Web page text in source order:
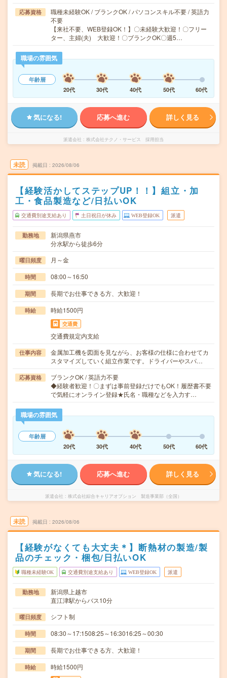
応募資格
職種未経験OK / ブランクOK / パソコンスキル不要 / 英語力
不要
【来社不要、WEB登録OK！】〇未経験大歓迎！〇フリー
ター、主婦(夫) 大歓迎！〇ブランクOK〇週5…
職場の雰囲気
年齢層
20代
30代 40代 50代 60代
気になる! 応募へ進む 詳しく見る
派遣会社 株式会社テクノ・サービス 採用担当
未読 掲載日 2026/08/06
【経験活かしてステップUP！！】組立・加
工・食品製造など/日払いOK
交通費別途支給あり 土日祝日が休み WEB登録OK 派遣
勤務地
新潟県燕市
分水駅から徒歩6分
曜日頻度 月～金
時間 08:00～16:50
期間 長期でお仕事できる方、大歓迎！
時給 時給1500円
交通費
交通費規定内支給
仕事内容
金属加工機を図面を見ながら、お客様の仕様に合わせてカ
スタマイズしていく組立作業です。ドライバーやスパ…
応募資格
ブランクOK / 英語力不要
◆経験者歓迎！〇まずは事前登録だけでもOK！履歴書不要
で気軽にオンライン登録★氏名・職種などを入力す…
職場の雰囲気
年齢層
20代
30代 40代 50代 60代
気になる! 応募へ進む 詳しく見る
派遣会社 株式会社綜合キャリアオプション 製造事業部（全国）
未読 掲載日 2026/08/06
【経験がなくても大丈夫＊】断熱材の製造/製
品のチェック・梱包/日払いOK
職種未経験OK 交通費別途支給あり WEB登録OK 派遣
勤務地
新潟県上越市
直江津駅からバス10分
曜日頻度 シフト制
時間 08:30～17:1508:25～16:3016:25～00:30
期間 長期でお仕事できる方、大歓迎！
時給 時給1500円